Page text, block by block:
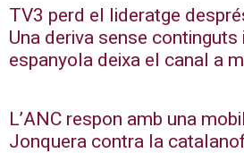
TV3 perd el lideratge
Una deriva sense continguts
espanyola deixa el canal a
L’ANC respon amb una
Jonquera contra la